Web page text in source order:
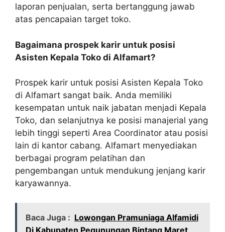
laporan penjualan, serta bertanggung jawab
atas pencapaian target toko.
Bagaimana prospek karir untuk posisi
Asisten Kepala Toko di Alfamart?
Prospek karir untuk posisi Asisten Kepala Toko
di Alfamart sangat baik. Anda memiliki
kesempatan untuk naik jabatan menjadi Kepala
Toko, dan selanjutnya ke posisi manajerial yang
lebih tinggi seperti Area Coordinator atau posisi
lain di kantor cabang. Alfamart menyediakan
berbagai program pelatihan dan
pengembangan untuk mendukung jenjang karir
karyawannya.
Baca Juga : Lowongan Pramuniaga Alfamidi
Di Kabupaten Pegunungan Bintang Maret